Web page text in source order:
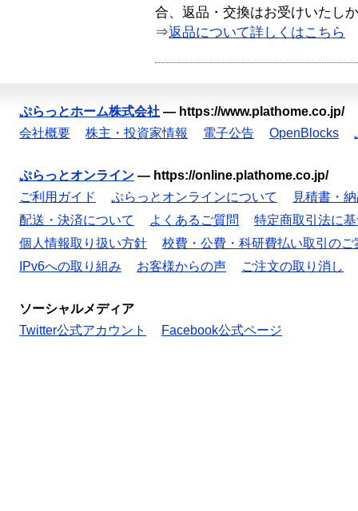
合、返品・交換はお受けいたし
⇒返品について詳しくはこちら
ぷらっとホーム株式会社 — https://www.plathome.co.jp/
会社概要
株主・投資家情報 電子公告 OpenBlocks
ぷらっとオンライン — https://online.plathome.co.jp/
ご利用ガイド
ぷらっとオンラインについて
見積書・
配送・決済について
よくあるご質問
特定商取引法に
個人情報取り扱い方針
校費・公費・科研費払い取引のご
IPv6への取り組み
お客様からの声 ご注文の取り消し
ソーシャルメディア
Twitter公式アカウント
Facebook公式ページ